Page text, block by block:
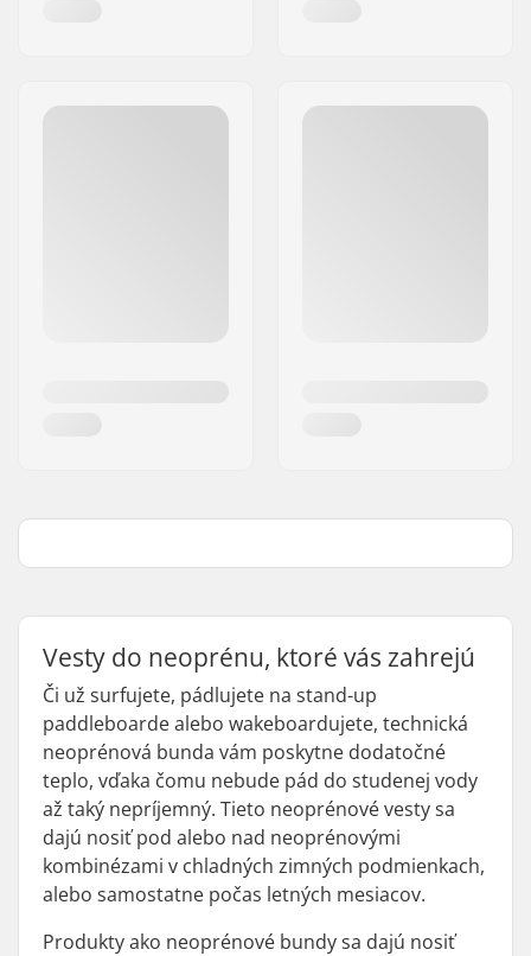
Vesty do neoprénu, ktoré vás zahrejú
Či už surfujete, pádlujete na stand-up
paddleboarde alebo wakeboardujete, technická
neoprénová bunda vám poskytne dodatočné
teplo, vďaka čomu nebude pád do studenej vody
až taký nepríjemný. Tieto neoprénové vesty sa
dajú nosiť pod alebo nad neoprénovými
kombinézami v chladných zimných podmienkach,
alebo samostatne počas letných mesiacov.
Produkty ako neoprénové bundy sa dajú nosiť